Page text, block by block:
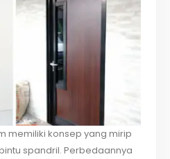
memiliki konsep yang mirip
spandril. Perbedaannya